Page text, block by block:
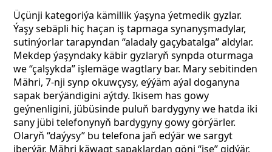
Üçünji kategoriýa kämillik ýaşyna ýetmedik gyzlar.
Ýaşy sebäpli hiç haçan iş tapmaga synanyşmadylar,
sutinýorlar tarapyndan “aladaly gaçybatalga” aldylar.
Mekdep ýaşyndaky käbir gyzlaryň synpda oturmaga
we “çalşykda” işlemäge wagtlary bar. Mary sebitinden
Mähri, 7-nji synp okuwçysy, eýýäm aýal doganyna
sapak berýändigini aýtdy. Ikisem has gowy
geýnenligini, jübüsinde puluň bardygyny we hatda iki
sany jübi telefonynyň bardygyny gowy görýärler.
Olaryň “daýysy” bu telefona jaň edýär we sargyt
iberýär, Mähri käwagt sapaklardan göni “işe” gidýär.